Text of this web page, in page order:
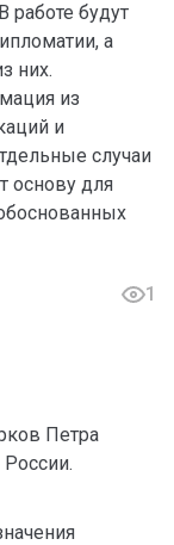
работе будут
а
них.
из
и
случаи
основу для
1
Петра